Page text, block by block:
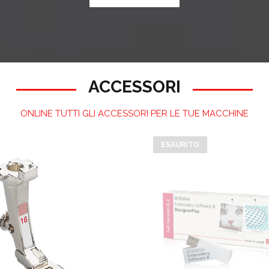
ACCESSORI
ONLINE TUTTI GLI ACCESSORI PER LE TUE MACCHINE
ESAURITO